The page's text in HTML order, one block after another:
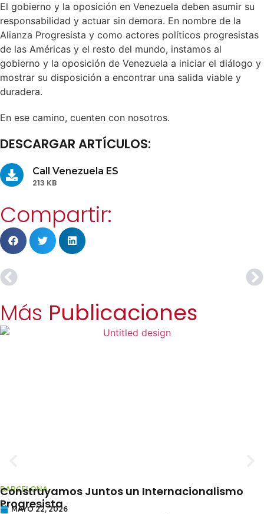
El gobierno y la oposición en Venezuela deben asumir su
responsabilidad y actuar sin demora. En nombre de la
Alianza Progresista y como actores políticos progresistas
de las Américas y el resto del mundo, instamos al
gobierno y la oposición de Venezuela a iniciar el diálogo y
mostrar su disposición a encontrar una salida viable y
duradera.
En ese camino, cuenten con nosotros.
DESCARGAR ARTÍCULOS:
Call Venezuela ES
213 KB
Compartir:
Más Publicaciones
BARCELONA
Construyamos Juntos un Internacionalismo
Progresista
MAYO 22, 2026